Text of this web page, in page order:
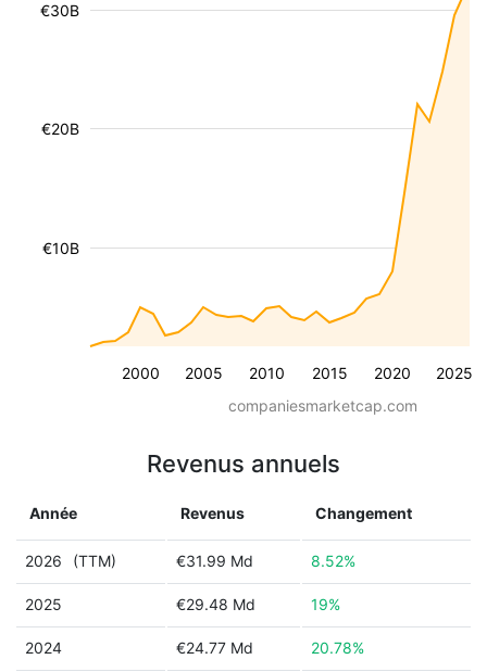
2000 2005 2010 2015 2020 2025
€10B
€20B
€30B
companiesmarketcap.com
Revenus annuels
Année Revenus Changement
2026 (TTM) €31.99 Md 8.52%
2025 €29.48 Md 19%
2024 €24.77 Md 20.78%